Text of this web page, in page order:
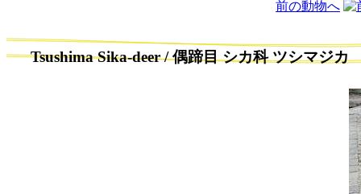
前の動物へ
Tsushima Sika‐deer / 偶蹄目 シカ科ツシマジカ